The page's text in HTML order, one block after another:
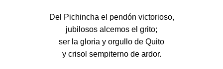
Del Pichincha el pendón victorioso,
jubilosos alcemos el grito;
ser la gloria y orgullo de Quito
y crisol sempiterno de ardor.